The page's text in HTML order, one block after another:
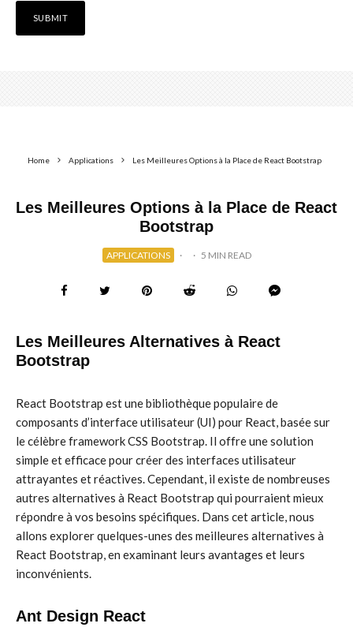
Home Applications Les Meilleures Options à la Place de React Bootstrap
Les Meilleures Options à la Place de React
Bootstrap
APPLICATIONS · · 5 MIN READ
Les Meilleures Alternatives à React
Bootstrap
React Bootstrap est une bibliothèque populaire de
composants d’interface utilisateur (UI) pour React, basée sur
le célèbre framework CSS Bootstrap. Il offre une solution
simple et efficace pour créer des interfaces utilisateur
attrayantes et réactives. Cependant, il existe de nombreuses
autres alternatives à React Bootstrap qui pourraient mieux
répondre à vos besoins spécifiques. Dans cet article, nous
allons explorer quelques-unes des meilleures alternatives à
React Bootstrap, en examinant leurs avantages et leurs
inconvénients.
Ant Design React